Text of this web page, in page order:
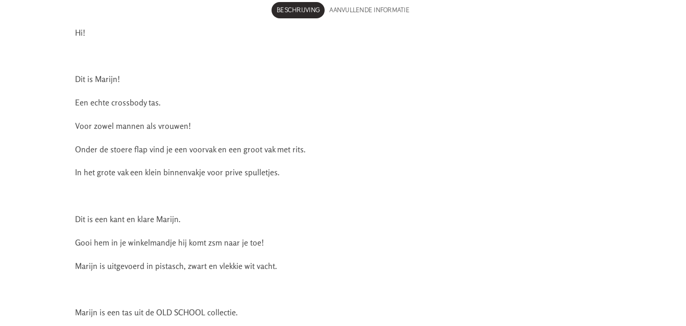
BESCHRIJVING AANVULLENDE INFORMATIE
Hi!
Dit is Marijn!
Een echte crossbody tas.
Voor zowel mannen als vrouwen!
Onder de stoere flap vind je een voorvak en een groot vak met rits.
In het grote vak een klein binnenvakje voor prive spulletjes.
Dit is een kant en klare Marijn.
Gooi hem in je winkelmandje hij komt zsm naar je toe!
Marijn is uitgevoerd in pistasch, zwart en vlekkie wit vacht.
Marijn is een tas uit de OLD SCHOOL collectie.